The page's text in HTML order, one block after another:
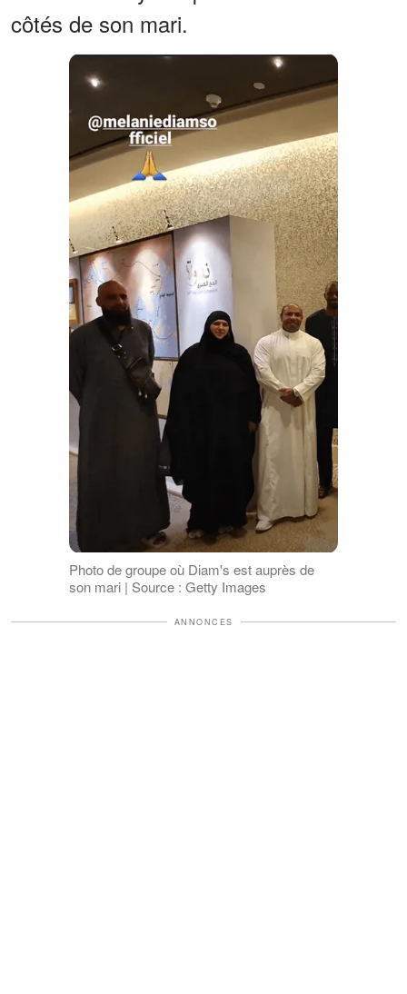
côtés de son mari.
Photo de groupe où Diam's est auprès de
son mari | Source : Getty Images
ANNONCES